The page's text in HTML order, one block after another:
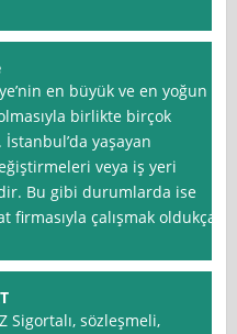
en büyük ve en yoğun
birlikte birçok
yaşayan
veya iş yeri
Bu gibi durumlarda ise
çalışmak oldukça
Sigortalı, sözleşmeli,